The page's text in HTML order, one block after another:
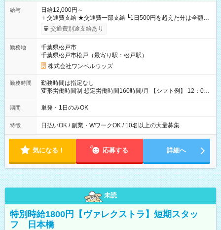
給与
日給12,000円～
＋交通費支給 ★交通費一部支給 ┗1日500円を超えた分は全額支
給！ ※往復500円以内の方は自己負担となります ★日払いOK！
（規定あり） ┗働いたその日に現金GET♪ お仕事後はコンビニ
なし
交通費別途支給あり
勤務地
千葉県松戸市
千葉県松戸市松戸（最寄り駅：松戸駅）
株式会社ワンベルウッズ
勤務時間
勤務時間は指定なし
変形労働時間制 想定労働時間160時間/月 【シフト例】 12：00
～22：00
期間 単発・1日のみOK
特徴 日払いOK / 副業・WワークOK / 10名以上の大量募集
気になる！ 応募する 詳細へ
未読
特別時給1800円【ヴァレクストラ】短期スタッ
フ 日本橋